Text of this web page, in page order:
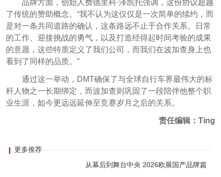
品牌方面，创始人费德里科·泽凯托强调，这份协议超越
了传统的赞助概念。“我不认为这仅仅是一次简单的续约，而
是对一条共同道路的确认，这条路远不止于合作关系。日常
的工作、迎接挑战的勇气，以及打造经得起时间考验的成果
的意愿，这些特质定义了我们公司，而我们在波加查身上也
看到了同样的品质。”
通过这一举动，DMT确保了与全球自行车界最伟大的标
杆人物之一长期绑定，而波加查则巩固了一段陪伴他整个职
业生涯，如今更远远延伸至竞赛岁月之后的关系。
责任编辑：Ting
更多推荐
从幕后到舞台中央 2026欧展国产品牌篇